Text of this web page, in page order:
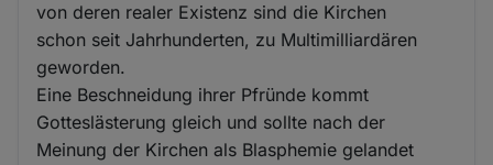
von deren realer Existenz sind die Kirchen
schon seit Jahrhunderten, zu Multimilliardären
geworden.
Eine Beschneidung ihrer Pfründe kommt
Gotteslästerung gleich und sollte nach der
Meinung der Kirchen als Blasphemie gelandet